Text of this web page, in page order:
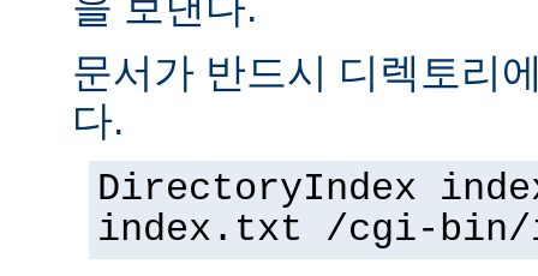
문서가 반드시 디렉토리
다.
DirectoryIndex
index.txt /cgi-bin/